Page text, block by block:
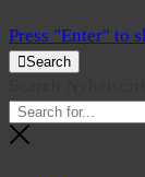
Press "Enter" to
Search